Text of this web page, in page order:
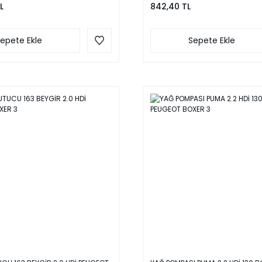
Ekle
842,40 TL
Sepete Ekle